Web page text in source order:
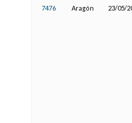
7476 Aragón 23/05/